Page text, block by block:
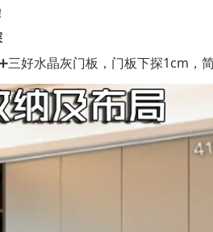
三好水晶灰门板，门板下探1cm ，